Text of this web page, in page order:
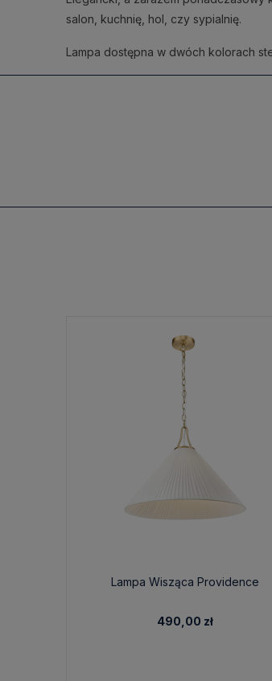
salon, kuchnię, hol, czy sypialnię.
Lampa dostępna w dwóch kolorach
Lampa Wisząca Providence
490,00 zł